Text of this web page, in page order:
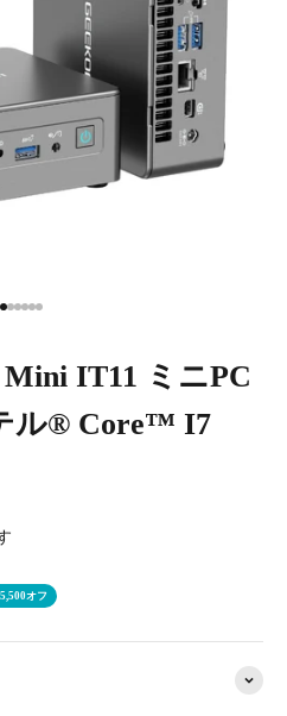
IT11 ミニPC
ル® Core™ I7
オフ